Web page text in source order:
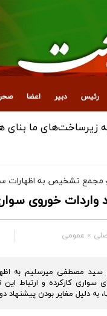
رئیس دبیر اعضا
جدید اداری، مالی و
مجمع تشخیص به اظهارات
واردات خوروی
» عمومی
مصطفی میرسلیم به
سواری کارکرده و ارتباط
به دليل مغاير بودن پيشنهاد